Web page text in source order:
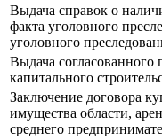
Выдача справок о
факта уголовного
уголовного
Выдача согласованного
капитального
Заключение договора
имущества области,
среднего